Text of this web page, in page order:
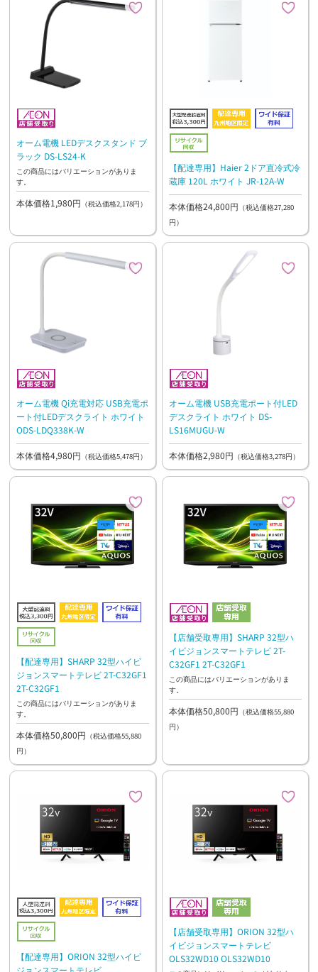
オーム電機 LEDデスクスタンド ブ
ラック DS-LS24-K
この商品にはバリエーションがありま
す。
本体価格1,980円 （税込価格2,178円）
【配達専用】Haier 2ドア直冷式冷
蔵庫 120L ホワイト JR-12A-W
本体価格24,800円 （税込価格27,280
円）
オーム電機 Qi充電対応 USB充電ポ
ート付LEDデスクライト ホワイト
ODS-LDQ338K-W
本体価格4,980円 （税込価格5,478円）
オーム電機 USB充電ポート付LED
デスクライト ホワイト DS-
LS16MUGU-W
本体価格2,980円 （税込価格3,278円）
【配達専用】SHARP 32型ハイビ
ジョンスマートテレビ 2T-C32GF1
2T-C32GF1
この商品にはバリエーションがありま
す。
本体価格50,800円 （税込価格55,880
円）
【店舗受取専用】SHARP 32型ハ
イビジョンスマートテレビ 2T-
C32GF1 2T-C32GF1
この商品にはバリエーションがありま
す。
本体価格50,800円 （税込価格55,880
円）
【配達専用】ORION 32型ハイビ
ジョンスマートテレビ
【店舗受取専用】ORION 32型ハ
イビジョンスマートテレビ
OLS32WD10 OLS32WD10